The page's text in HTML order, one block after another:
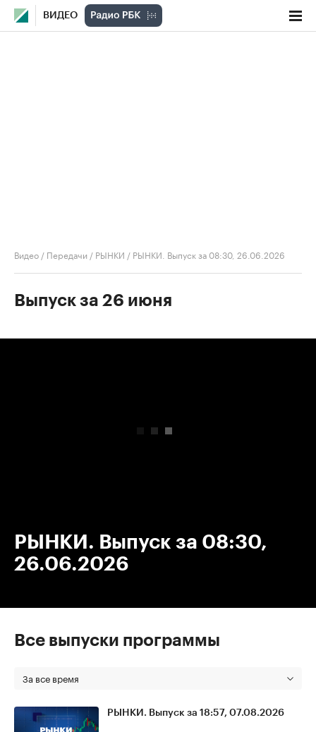
ВИДЕО
Видео / Передачи / РЫНКИ / РЫНКИ. Выпуск за 08:30, 26.06.2026
Выпуск за 26 июня
РЫНКИ. Выпуск за 08:30,
26.06.2026
Все выпуски программы
За все время
РЫНКИ. Выпуск за 18:57, 07.08.2026